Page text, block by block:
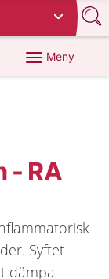
Meny
- RA
Syftet
dämpa